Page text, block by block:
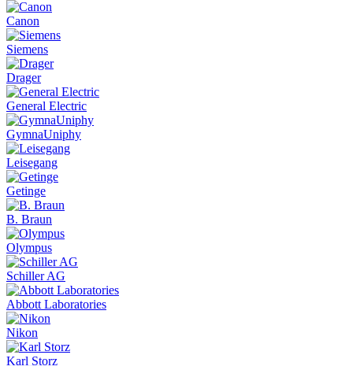
Canon
Siemens
Drager
General Electric
GymnaUniphy
Leisegang
Getinge
B. Braun
Olympus
Schiller AG
Abbott Laboratories
Nikon
Karl Storz